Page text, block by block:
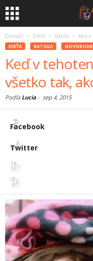
Domáce Dieťa Batoľa Keď
DIEŤA BATOĽA
Keď v
všetko tak,
Podľa Lucia - sep 4, 2015
Facebook
Twitter